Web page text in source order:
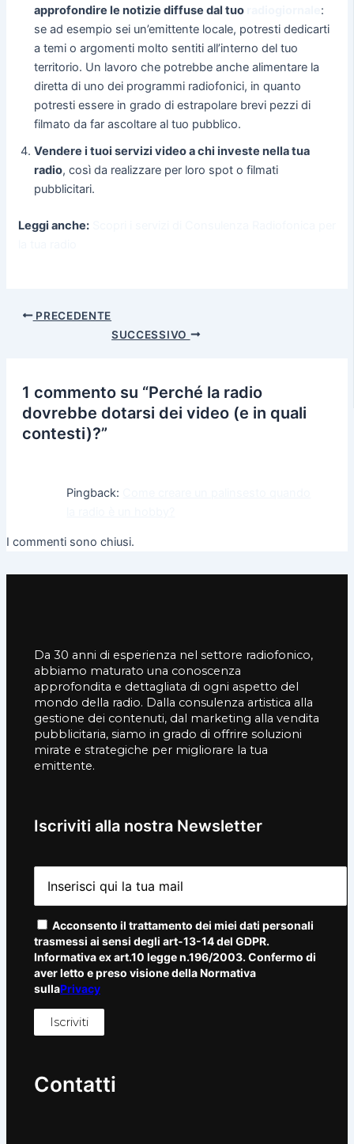
approfondire le notizie diffuse dal tuo
:
se ad esempio sei un’emittente locale, potresti dedicarti
a temi o argomenti molto sentiti all’interno del tuo
territorio. Un lavoro che potrebbe anche alimentare la
diretta di uno dei programmi radiofonici, in quanto
potresti essere in grado di estrapolare brevi pezzi di
filmato da far ascoltare al tuo pubblico.
Vendere i tuoi servizi video a chi investe nella tua
radio, così da realizzare per loro spot o filmati
pubblicitari.
Leggi anche:
PRECEDENTE
SUCCESSIVO
1 commento su “Perché la radio
dovrebbe dotarsi dei video (e in quali
contesti)?”
Pingback:
I commenti sono chiusi.
Da 30 anni di esperienza nel settore radiofonico,
abbiamo maturato una conoscenza
approfondita e dettagliata di ogni aspetto del
mondo della radio. Dalla consulenza artistica alla
gestione dei contenuti, dal marketing alla vendita
pubblicitaria, siamo in grado di offrire soluzioni
mirate e strategiche per migliorare la tua
emittente.
Iscriviti alla nostra Newsletter
Acconsento il trattamento dei miei dati personali
trasmessi ai sensi degli art-13-14 del GDPR.
Informativa ex art.10 legge n.196/2003. Confermo di
aver letto e preso visione della Normativa
sullaPrivacy
Contatti